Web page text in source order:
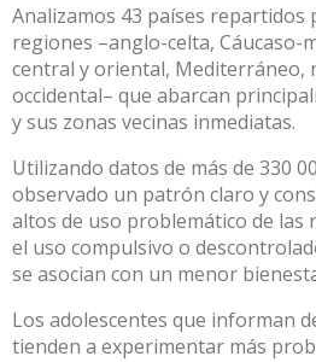
Analizamos 43 países repartidos
regiones –anglo-celta, Cáucaso-
central y oriental, Mediterráneo,
occidental– que abarcan
y sus zonas vecinas inmediatas.
Utilizando datos de más de 330
observado un patrón claro y
altos de uso problemático de las
el uso compulsivo o
se asocian con un menor
Los adolescentes que informan
tienden a experimentar más